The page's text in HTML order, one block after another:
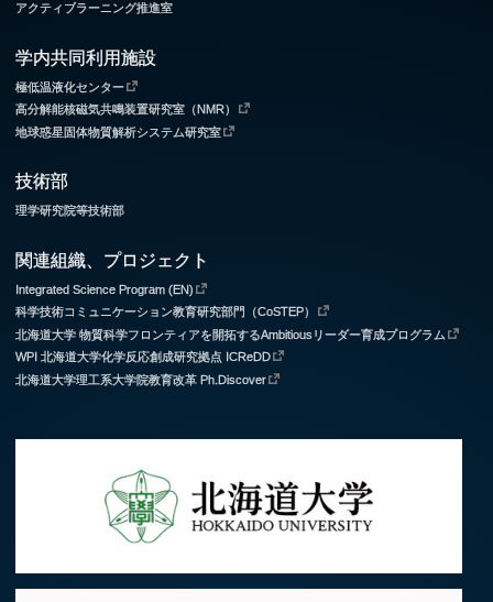
アクティブラーニング推進室
学内共同利用施設
極低温液化センター
高分解能核磁気共鳴装置研究室（NMR）
地球惑星固体物質解析システム研究室
技術部
理学研究院等技術部
関連組織、プロジェクト
Integrated Science Program (EN)
科学技術コミュニケーション教育研究部門（CoSTEP）
北海道大学 物質科学フロンティアを開拓するAmbitiousリーダー育成プログラム
WPI 北海道大学化学反応創成研究拠点 ICReDD
北海道大学理工系大学院教育改革 Ph.Discover